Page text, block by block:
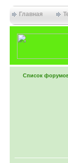
Главная
Список